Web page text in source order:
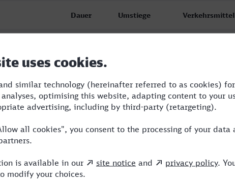
Dauer Umstiege Verkehrsmittel
Lucia
10:00 3 RJX,RE,RJ,ICE